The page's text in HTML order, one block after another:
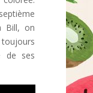
Bill, on
de ses